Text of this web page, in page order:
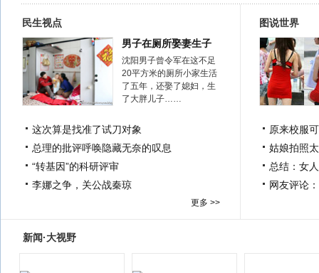
民生视点
男子在厕所娶妻生子
沈阳男子曾令军在这不足
20平方米的厕所小家生活
了五年，还娶了媳妇，生
了大胖儿子……
这次算是找准了试刀对象
总理的批评呼唤隐藏无奈的叹息
“转基因”的科研评审
李娜之争，关公战秦琼
更多 >>
图说世界
原来校服
姑娘拍照
总结：女
网友评论
新闻·大视野